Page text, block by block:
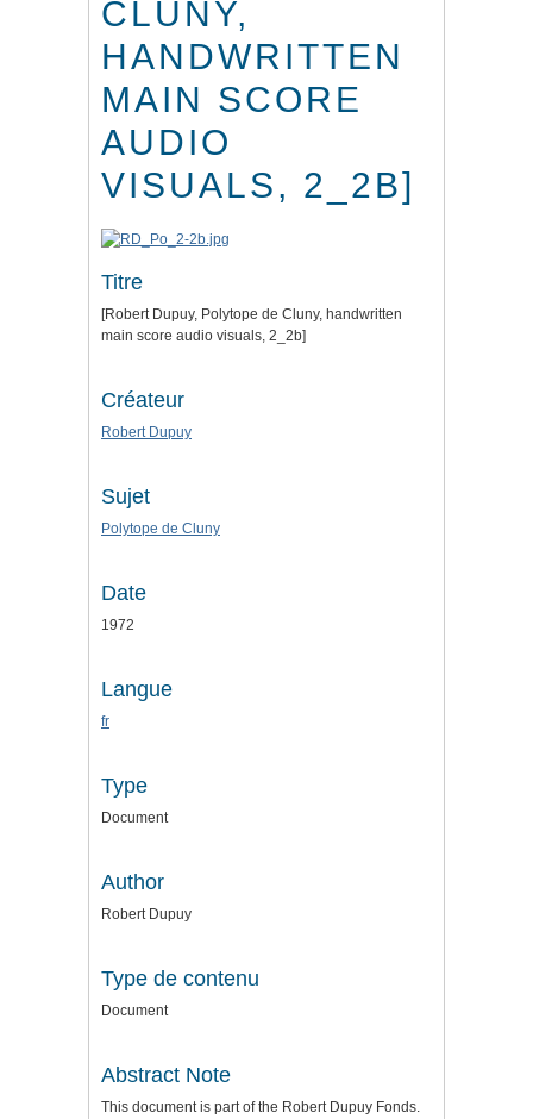
CLUNY,
HANDWRITTEN
MAIN SCORE
AUDIO
VISUALS, 2_2B]
Titre
[Robert Dupuy, Polytope de Cluny, handwritten
main score audio visuals, 2_2b]
Créateur
Robert Dupuy
Sujet
Polytope de Cluny
Date
1972
Langue
fr
Type
Document
Author
Robert Dupuy
Type de contenu
Document
Abstract Note
This document is part of the Robert Dupuy Fonds.